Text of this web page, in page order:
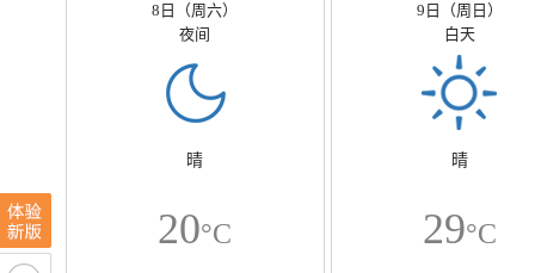
8日（周六）
夜间
晴
20°C
9日（周日）
白天
晴
29°C